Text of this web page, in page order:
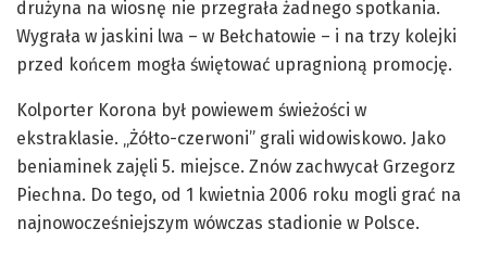
drużyna na wiosnę nie przegrała żadnego spotkania.
Wygrała w jaskini lwa – w Bełchatowie – i na trzy kolejki
przed końcem mogła świętować upragnioną promocję.
Kolporter Korona był powiewem świeżości w
ekstraklasie. „Żółto-czerwoni” grali widowiskowo. Jako
beniaminek zajęli 5. miejsce. Znów zachwycał Grzegorz
Piechna. Do tego, od 1 kwietnia 2006 roku mogli grać na
najnowocześniejszym wówczas stadionie w Polsce.